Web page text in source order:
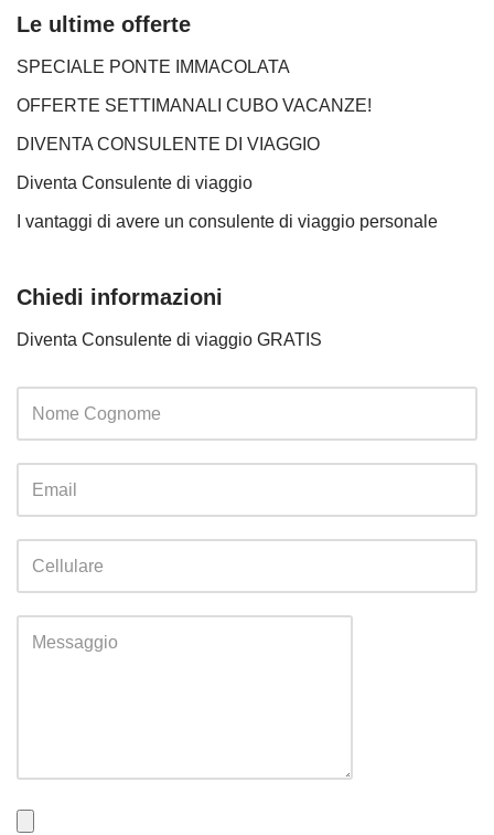
Le ultime offerte
SPECIALE PONTE IMMACOLATA
OFFERTE SETTIMANALI CUBO VACANZE!
DIVENTA CONSULENTE DI VIAGGIO
Diventa Consulente di viaggio
I vantaggi di avere un consulente di viaggio personale
Chiedi informazioni
Diventa Consulente di viaggio GRATIS